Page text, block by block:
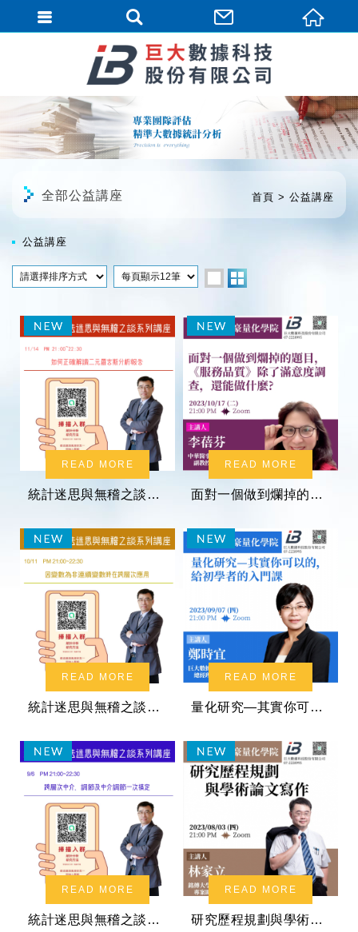
首頁 公益講座
全部公益講座
公益講座
READ MORE
統計迷思與無稽之談系列講座：如何正確的解讀二元羅吉斯分析報告
READ MORE
面對一個做到爛掉的題目，「服務品質」除了滿意度調查之外，還能怎麼用？
READ MORE
統計迷思與無稽之談系列講座：因變數為非連續變數時在跨層次應用
READ MORE
量化研究—其實你可以的，給初學者的入門課
READ MORE
統計迷思與無稽之談系列講座：跨層次中介、調節及中介調節一次搞定
READ MORE
研究歷程規劃與學術論文寫作
繁體中文